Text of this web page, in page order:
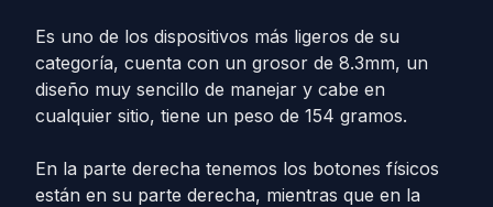
Es uno de los dispositivos más ligeros de su
categoría, cuenta con un grosor de 8.3mm, un
diseño muy sencillo de manejar y cabe en
cualquier sitio, tiene un peso de 154 gramos.
En la parte derecha tenemos los botones físicos
están en su parte derecha, mientras que en la